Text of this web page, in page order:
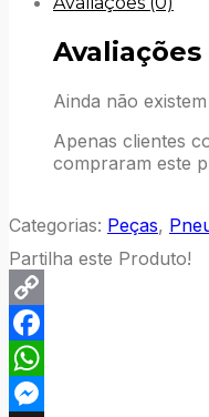
Avaliações
Ainda não
Apenas clientes
compraram este
Categorias: Peças,
Partilha este Produto!
Copy
Link
Facebook
WhatsApp